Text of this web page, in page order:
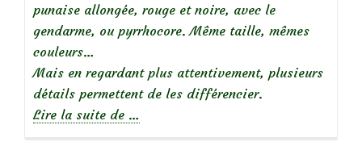
punaise allongée, rouge et noire, avec le
gendarme, ou pyrrhocore. Même taille, mêmes
couleurs…
Mais en regardant plus attentivement, plusieurs
détails permettent de les différencier.
Lire la suite de …